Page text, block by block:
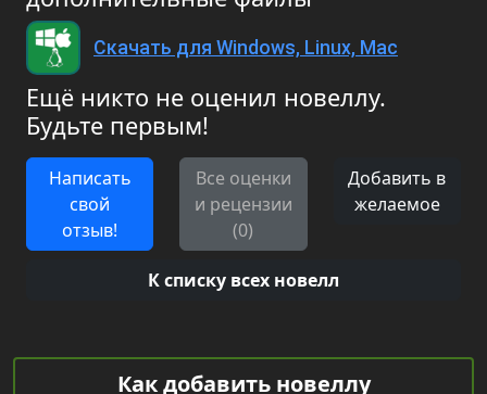
Скачать для Windows, Linux, Mac
Ещё никто не оценил новеллу.
Будьте первым!
Написать
свой
отзыв!
Все оценки
и рецензии
(0)
Добавить в
желаемое
К списку всех новелл
Как добавить новеллу